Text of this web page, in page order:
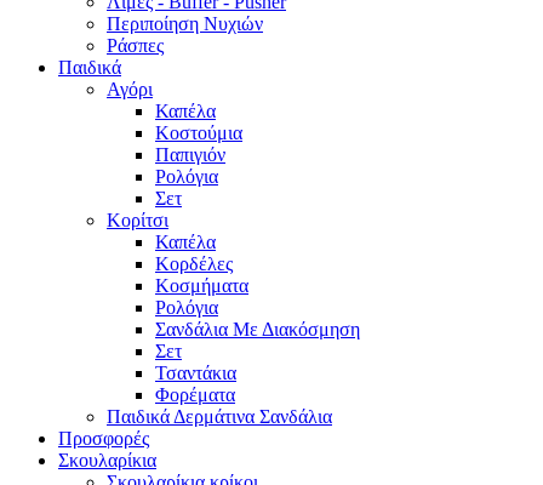
Περιποίηση Νυχιών
Ράσπες
Παιδικά
Αγόρι
Καπέλα
Κοστούμια
Παπιγιόν
Ρολόγια
Σετ
Κορίτσι
Καπέλα
Κορδέλες
Κοσμήματα
Ρολόγια
Σανδάλια Με Διακόσμηση
Σετ
Τσαντάκια
Φορέματα
Παιδικά Δερμάτινα Σανδάλια
Προσφορές
Σκουλαρίκια